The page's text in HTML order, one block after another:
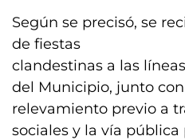
Según se precisó, se
de fiestas
clandestinas a las
del Municipio, junto
relevamiento previo a
sociales y la vía pública